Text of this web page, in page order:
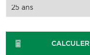
CALCULER